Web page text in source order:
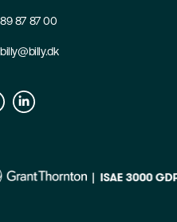
89 87 87 00
billy@billy.dk